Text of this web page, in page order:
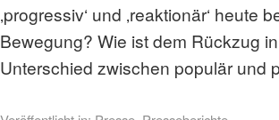
‚progressiv‘ und ‚reaktionär‘
Bewegung? Wie ist dem Rückzug
Unterschied zwischen populär und